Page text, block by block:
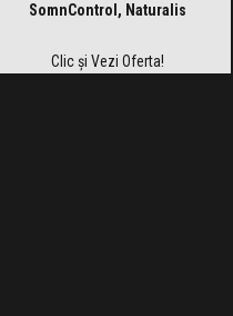
SomnControl, Naturalis
Clic și Vezi Oferta!